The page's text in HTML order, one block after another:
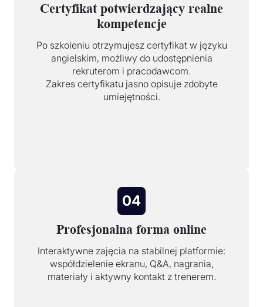
Certyfikat potwierdzający realne
kompetencje
Po szkoleniu otrzymujesz certyfikat w języku
angielskim, możliwy do udostępnienia
rekruterom i pracodawcom.
Zakres certyfikatu jasno opisuje zdobyte
umiejętności.
04
Profesjonalna forma online
Interaktywne zajęcia na stabilnej platformie:
współdzielenie ekranu, Q&A, nagrania,
materiały i aktywny kontakt z trenerem.